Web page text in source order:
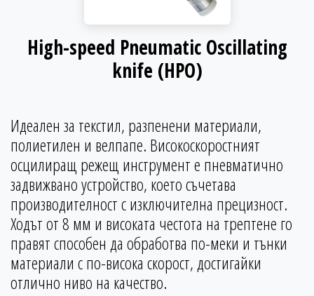
High-speed Pneumatic Oscillating
knife (HPO)
Идеален за текстил, разпенени материали,
полиетилен и велпапе. Високоскоростният
осцилиращ режещ инструмент е пневматично
задвижвано устройство, което съчетава
производителност с изключителна прецизност.
Ходът от 8 мм и високата честота на трептене го
правят способен да обработва по-меки и тънки
материали с по-висока скорост, достигайки
отлично ниво на качество.